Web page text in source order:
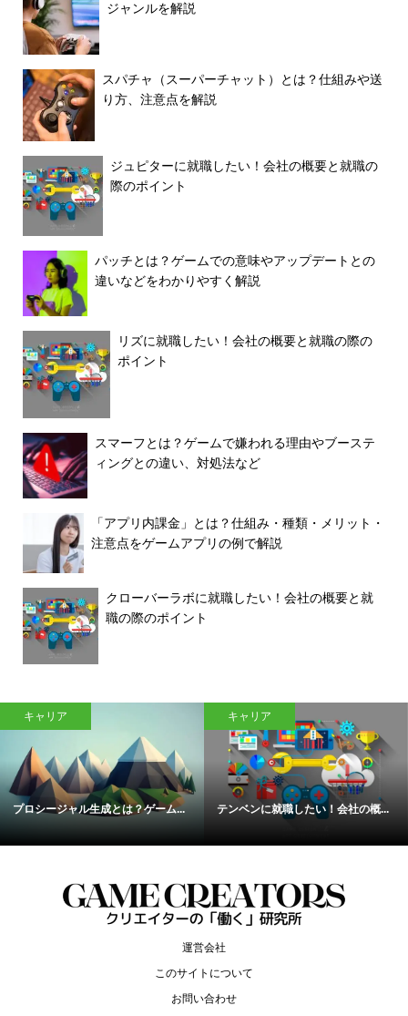
ジャンルを解説
スパチャ（スーパーチャット）とは？仕組みや送
り方、注意点を解説
ジュピターに就職したい！会社の概要と就職の
際のポイント
パッチとは？ゲームでの意味やアップデートとの
違いなどをわかりやすく解説
リズに就職したい！会社の概要と就職の際の
ポイント
スマーフとは？ゲームで嫌われる理由やブーステ
ィングとの違い、対処法など
「アプリ内課金」とは？仕組み・種類・メリット・
注意点をゲームアプリの例で解説
クローバーラボに就職したい！会社の概要と就
職の際のポイント
キャリア
プロシージャル生成とは？ゲーム...
キャリア
テンベンに就職したい！会社の概...
運営会社
このサイトについて
お問い合わせ